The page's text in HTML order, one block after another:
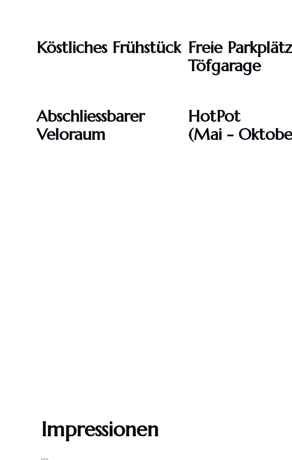
Köstliches Frühstück Freie
Töfgarage
Abschliessbarer
Veloraum
HotPot
(Mai -
Impressionen